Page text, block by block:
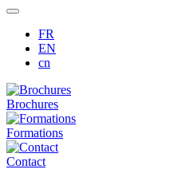
FR
EN
cn
Brochures
Formations
Contact